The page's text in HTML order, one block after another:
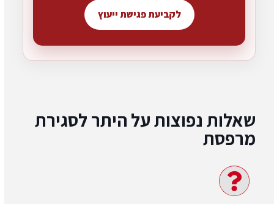
לקביעת פגישת ייעוץ
שאלות נפוצות על היתר לסגירת
מרפסת